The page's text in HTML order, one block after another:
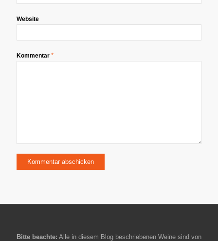
Website
Kommentar *
Bitte beachte: Alle in diesem Blog beschriebenen Weine sind von